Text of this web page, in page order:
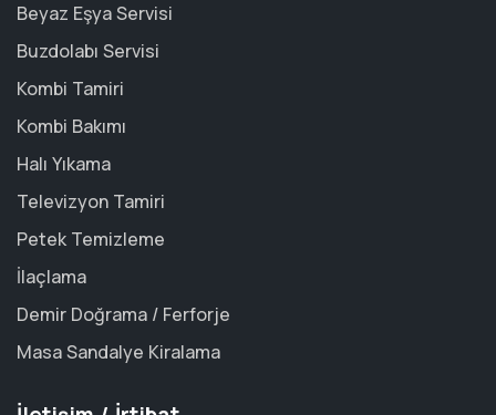
Beyaz Eşya Servisi
Buzdolabı Servisi
Kombi Tamiri
Kombi Bakımı
Halı Yıkama
Televizyon Tamiri
Petek Temizleme
İlaçlama
Demir Doğrama / Ferforje
Masa Sandalye Kiralama